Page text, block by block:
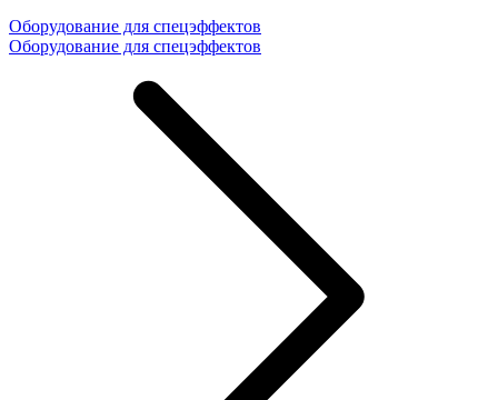
Оборудование для спецэффектов
Оборудование для спецэффектов